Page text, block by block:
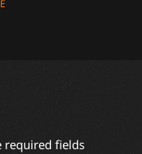
required fields